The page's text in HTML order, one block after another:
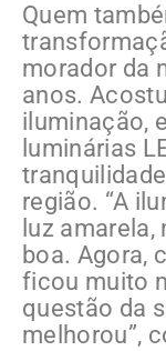
Quem
morador da
anos.
iluminação,
luminárias
região. “A
luz
boa. Agora,
ficou muito
questão da
melhorou”,